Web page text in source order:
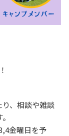
、相談や雑談
金曜日を予